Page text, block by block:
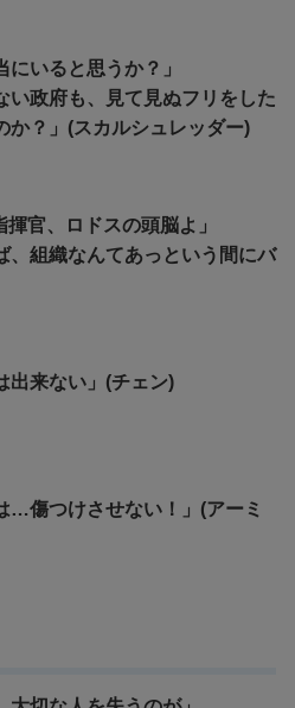
にいると思うか？」
い政府も、見て見ぬフリをした
か？」(スカルシュレッダー)
揮官、ロドスの頭脳よ」
、組織なんてあっという間にバ
出来ない」(チェン)
…傷つけさせない！」(アーミ